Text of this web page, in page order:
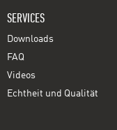
SERVICES
Downloads
FAQ
Videos
Echtheit und Qualität